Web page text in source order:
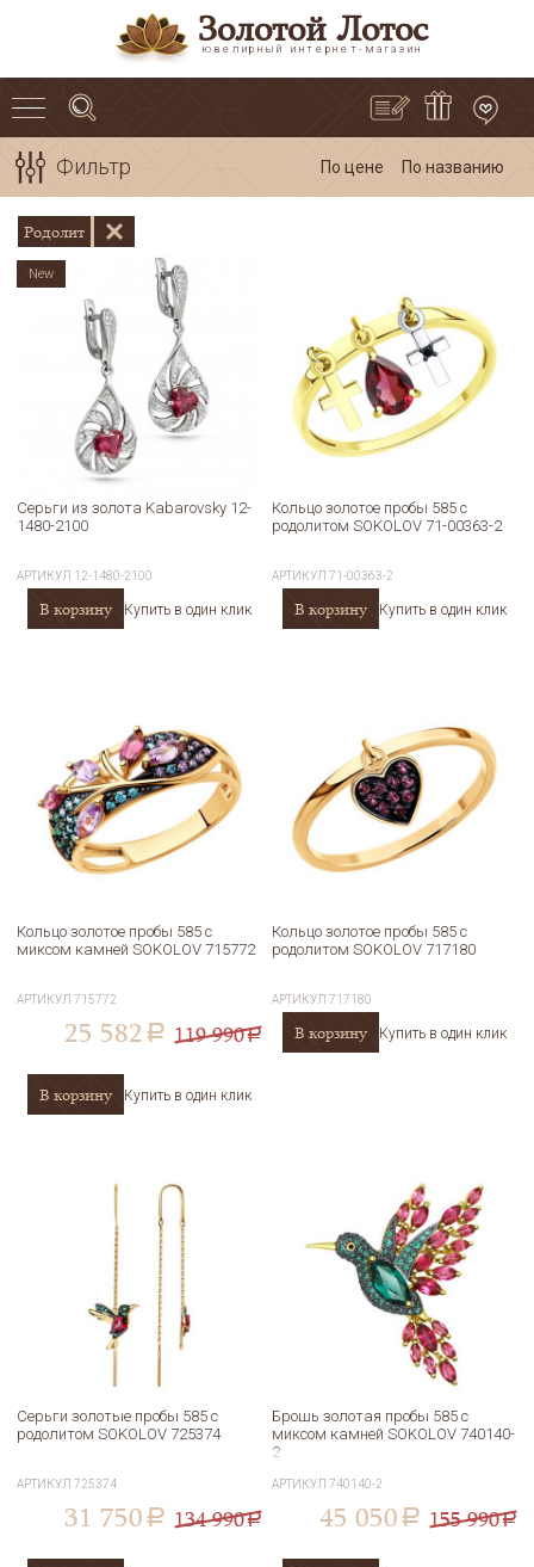
Золотой Лотос
ювелирный интернет-магазин
Фильтр По цене По названию
Родолит
Серьги из золота Kabarovsky 12-
1480-2100
АРТИКУЛ 12-1480-2100
В корзину Купить в один клик
New
Кольцо золотое пробы 585 с
родолитом SOKOLOV 71-00363-2
АРТИКУЛ 71-00363-2
В корзину Купить в один клик
Кольцо золотое пробы 585 с
миксом камней SOKOLOV 715772
АРТИКУЛ715772
25 582 a 119 990a
В корзину Купить в один клик
Кольцо золотое пробы 585 с
родолитом SOKOLOV 717180
АРТИКУЛ717180
В корзину Купить в один клик
Серьги золотые пробы 585 с
родолитом SOKOLOV 725374
АРТИКУЛ725374
31 750 a 134 990a
Брошь золотая пробы 585 с
миксом камней SOKOLOV 740140-
2
АРТИКУЛ740140-2
45 050 a 155 990a